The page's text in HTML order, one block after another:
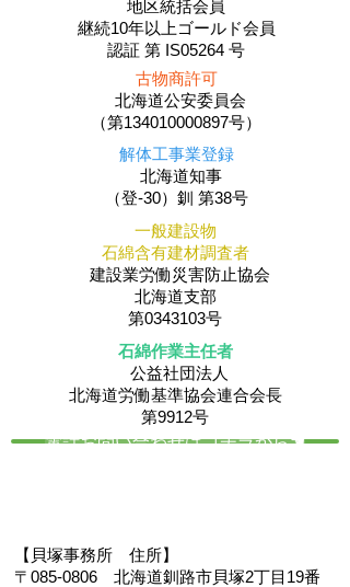
地区統括会員
​継続10年以上ゴールド会員
認証 第 IS05264 号
古物商許可
北海道公安委員会
（第134010000897号）
解体工事業登録
北海道知事
（登-30）釧 第38号
一般建設物
石綿含有建材調査者
建設業労働災害防止協会
北海道支部
第0343103号
石綿作業主任者
公益社団法人
​北海道労働基準協会連合会長
第9912号
電話お問い合わせはコチラから☚
【貝塚事務所 住所】
〒085-0806 北海道釧路市貝塚2丁目19番